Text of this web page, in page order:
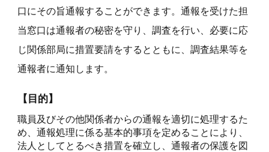
口にその旨通報することができます。通報を受けた担
当窓口は通報者の秘密を守り、調査を行い、必要に応
じ関係部局に措置要請をするとともに、調査結果等を
通報者に通知します。
【目的】
職員及びその他関係者からの通報を適切に処理するた
め、通報処理に係る基本的事項を定めることにより、
法人としてとるべき措置を確立し、通報者の保護を図